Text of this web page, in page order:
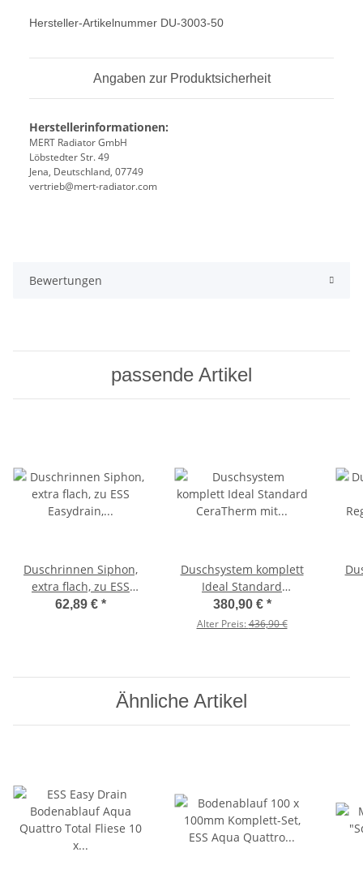
Hersteller-Artikelnummer DU-3003-50
Angaben zur Produktsicherheit
Herstellerinformationen:
MERT Radiator GmbH
Löbstedter Str. 49
Jena, Deutschland, 07749
vertrieb@mert-radiator.com
Bewertungen
passende Artikel
Duschrinnen Siphon,
extra flach, zu ESS
Easydrain, Höhe 50mm,
62,89 € *
Duschsystem komplett
Ideal Standard
CeraTherm mit
Brausethermostat AP
380,90 € *
Alter Preis:436,90 €
Ähnliche Artikel